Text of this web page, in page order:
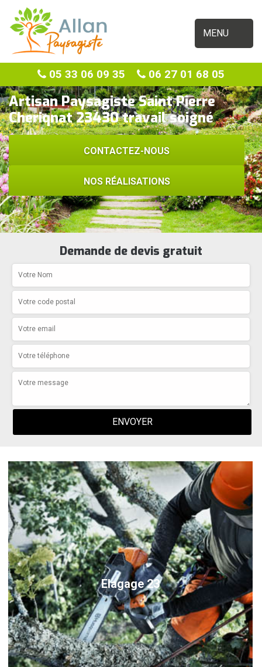
MENU
05 33 06 09 35 06 27 01 68 05
Artisan Paysagiste Saint Pierre
Cheriqnat 23430 travail soigné
CONTACTEZ-NOUS
NOS RÉALISATIONS
Demande de devis gratuit
Elagage 23